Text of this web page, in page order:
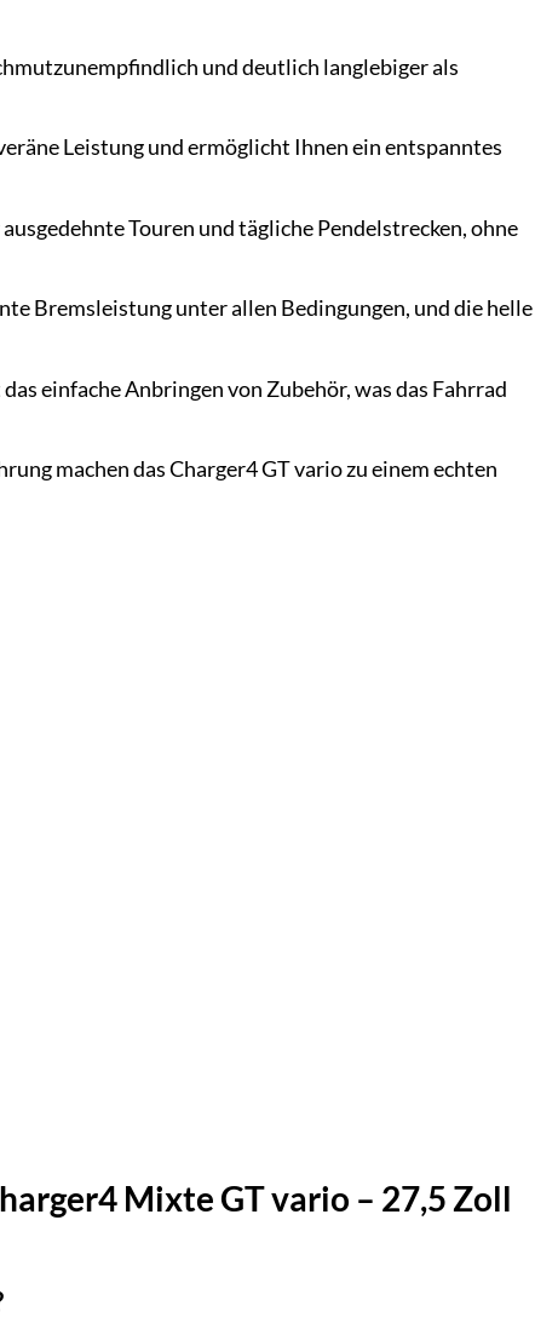
und deutlich langlebiger als
Leistung und ermöglicht Ihnen ein entspanntes
Touren und tägliche Pendelstrecken, ohne
Bremsleistung unter allen Bedingungen, und die helle
einfache Anbringen von Zubehör, was das Fahrrad
machen das Charger4 GT vario zu einem echten
Mixte GT vario – 27,5 Zoll